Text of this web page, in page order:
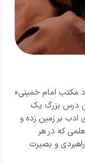
مکتب امام خمینی»
درس بزرگ یک
ادب بر زمین زده و
که در هر
و بصیرت